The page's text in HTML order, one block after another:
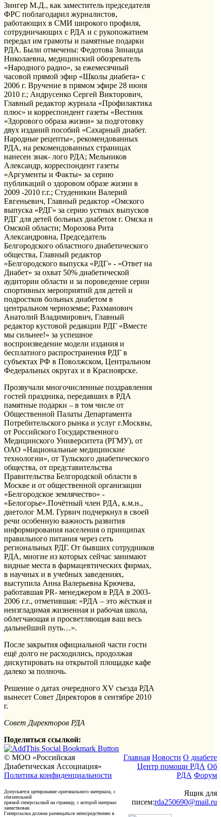
Зингер М.Д., как заместитель председателя
ФРС поблагодарил журналистов,
работающих в СМИ широкого профиля,
сотрудничающих с РДА и с рукопожатием
передал им грамоты и памятные подарки
РДА. Были отмечены: Федотова Зинаида
Николаевна, медицинский обозреватель
«Народного радио», за ежемесячный
часовой прямой эфир «Школы диабета» с
2006 г. Вручение в прямом эфире 28 июня
2010 г.; Андрусенко Сергей Викторович,
Главный редактор журнала «Профилактика
плюс» и корреспондент газеты «Вестник
«Здорового образа жизни» за подготовку
двух изданий пособий «Сахарный диабет.
Народные рецепты», рекомендованных
РДА, на рекомендованных страницах
нанесен знак- лого РДА; Мельников
Александр, корреспондент газеты
«Аргументы и Факты» за серию
публикаций о здоровом образе жизни в
2009 -2010 г.г.; Студеникин Валерий
Евгеньевич, Главный редактор «Омского
выпуска «РДГ» за серию устных выпусков
РДГ для детей больных диабетом г. Омска и
Омской области; Морозова Рита
Александровна, Председатель
Белгородского областного диабетического
общества, Главный редактор
«Белгородского выпуска «РДГ» - «Ответ на
Диабет» за охват 50% диабетической
аудитории области и за пороведение серии
спортивных мероприятий для детей и
подростков больных диабетом в
центральном черноземье; Рахманович
Анатолий Владимирович, Главный
редактор кустовой редакции РДГ «Вместе
мы сильнее!» за успешное
воспроизведение модели издания и
бесплатного распространения РДГ в
субъектах РФ в Поволжском, Центральном
Федеральных округах и в Красноярске.
Прозвучали многочисленные поздравления
гостей праздника, передавших в РДА
памятные подарки – в том числе от
Общественной Палаты Департамента
Потребительского рынка и услуг г.Москвы,
от Российского Государственного
Медицинского Университета (РГМУ), от
ОАО «Национальные медицинские
технологии», от Тульского диабетического
общества, от представительства
Правительства Белгородской области в
Москве и от общественной организации
«Белгородское землячество» -
«Белогорье».Почётный член РДА, к.м.н.,
диетолог М.М. Гурвич подчеркнул в своей
речи особенную важность развития
информирования населения о принципах
правильного питания через сеть
региональных РДГ. От бывших сотрудников
РДА, многие из которых сейчас занимают
видные места в фармацевтических фирмах,
в научных и в учебных заведениях,
выступила Анна Валерьевна Крючева,
работавшая PR- менеджером в РДА в 2003-
2006 г.г., отметившая: «РДА – это жёсткая и
неизгладимая жизненная и рабочая школа,
облегчающая и просветляющая ваш весь
дальнейший путь…».
После закрытия официальной части гости
ещё долго не расходились, продолжая
дискутировать на открытой площадке кафе
далеко за полночь.
Решение о датах очередного XV съезда РДА
вынесет Совет Директоров в сентябре 2010
г.
Совет Директоров РДА
Поделиться ссылкой:
© МОО «Российская
Диабетическая Ассоциация»
Политика конфиденциальности
Допускается цитирование оригинального материала, с
обязательной
прямой гиперссылкой на страницу, с которой материал
заимствован.
Гиперссылка должна размещаться непосредственно в
Главная Новости О диабете
Центр помощи РДА Об
РДА Форум
Ящик для
писем:rda250690@mail.ru